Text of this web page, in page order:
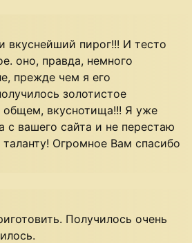
пирог!!! И тесто
оно, правда, немного
прежде чем я его
золотистое
общем, вкуснотища!!! Я уже
с вашего сайта и не перестаю
Огромное Вам спасибо
Получилось очень